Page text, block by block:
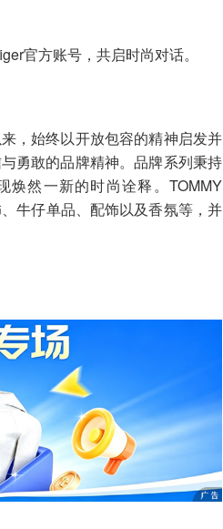
官方账号，共启时尚对话。
，始终以开放包容的精神启发并
勇敢的品牌精神。品牌系列秉持
焕然一新的时尚诠释。TOMMY
牛仔单品、配饰以及香氛等，并